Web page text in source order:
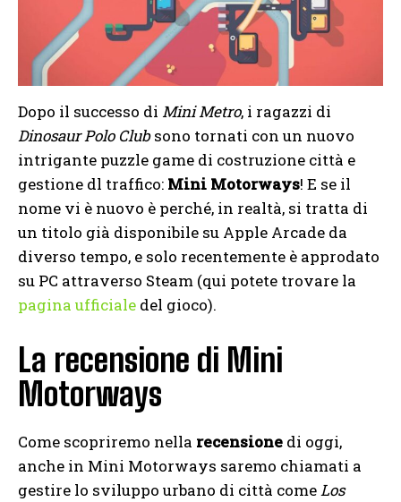
Dopo il successo di Mini Metro, i ragazzi di
Dinosaur Polo Clubsono tornati con un nuovo
intrigante puzzle game di costruzione città e
gestione dl traffico: Mini Motorways! E se il
nome vi è nuovo è perché, in realtà, si tratta di
un titolo già disponibile su Apple Arcade da
diverso tempo, e solo recentemente è approdato
su PC attraverso Steam (qui potete trovare la
pagina ufficiale del gioco).
La recensione di Mini
Motorways
Come scopriremo nella recensione di oggi,
anche in Mini Motorways saremo chiamati a
gestire lo sviluppo urbano di città comeLos